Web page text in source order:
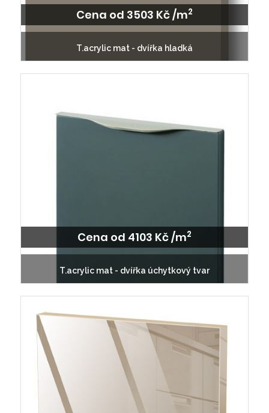
Cena od 3503 Kč /m2
T.acrylic mat - dvířka hladká
Cena od 4103 Kč /m2
T.acrylic mat - dvířka úchytkový tvar